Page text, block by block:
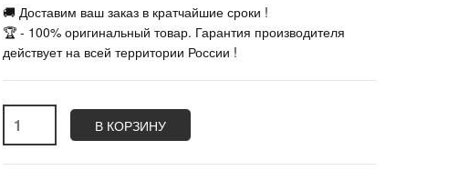
🚚 Доставим ваш заказ в кратчайшие сроки !
🏆 - 100% оригинальный товар. Гарантия производителя
действует на всей территории России !
В КОРЗИНУ